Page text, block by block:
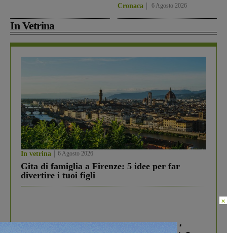
Cronaca 6 Agosto 2026
In Vetrina
In vetrina 6 Agosto 2026
Gita di famiglia a Firenze: 5 idee per far
divertire i tuoi figli
×